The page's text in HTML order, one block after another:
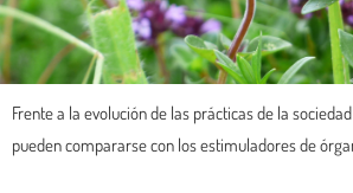
Frente a la evolución de las prácticas de la
pueden compararse con los estimuladores de